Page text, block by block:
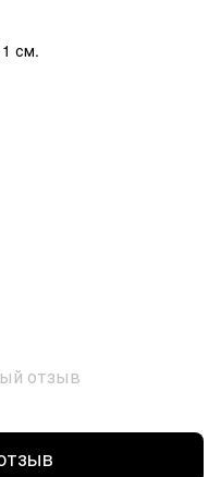
см.
отзыв